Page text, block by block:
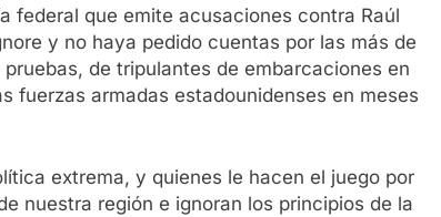
federal que emite acusaciones contra Raúl
y no haya pedido cuentas por las más de
de tripulantes de embarcaciones en
fuerzas armadas estadounidenses en meses
extrema, y quienes le hacen el juego por
nuestra región e ignoran los principios de la